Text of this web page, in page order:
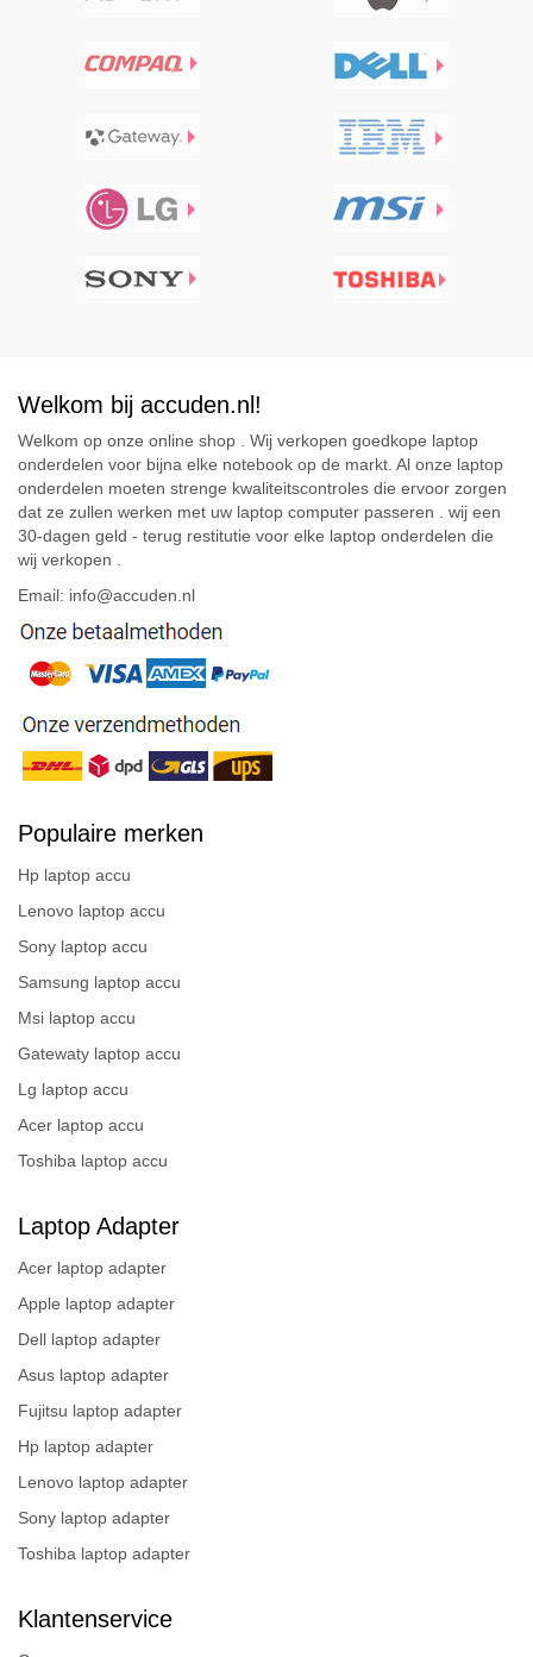
Welkom bij accuden.nl!
Welkom op onze online shop . Wij verkopen goedkope laptop
onderdelen voor bijna elke notebook op de markt. Al onze laptop
onderdelen moeten strenge kwaliteitscontroles die ervoor zorgen
dat ze zullen werken met uw laptop computer passeren . wij een
30-dagen geld - terug restitutie voor elke laptop onderdelen die
wij verkopen .
Email: info@accuden.nl
Populaire merken
Hp laptop accu
Lenovo laptop accu
Sony laptop accu
Samsung laptop accu
Msi laptop accu
Gatewaty laptop accu
Lg laptop accu
Acer laptop accu
Toshiba laptop accu
Laptop Adapter
Acer laptop adapter
Apple laptop adapter
Dell laptop adapter
Asus laptop adapter
Fujitsu laptop adapter
Hp laptop adapter
Lenovo laptop adapter
Sony laptop adapter
Toshiba laptop adapter
Klantenservice